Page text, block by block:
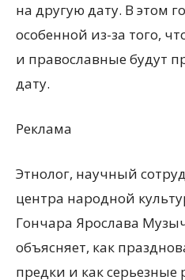
на другую дату. В этом
особенной из-за того,
и православные будут
дату.
Реклама
Этнолог, научный
центра народной
Гончара Ярослава
объясняет, как
предки и как серьезные